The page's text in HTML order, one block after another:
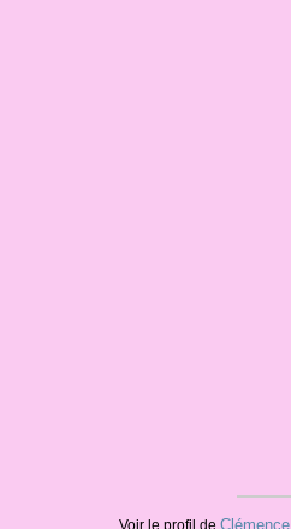
Voir le profil de Clémence